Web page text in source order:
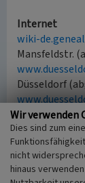
Internet
wiki-
Mansfeldstr.
Düsseldorf
09.02.2023)
09.02.2023)
Wir verwenden
Dies sind zum
nicht
hinaus